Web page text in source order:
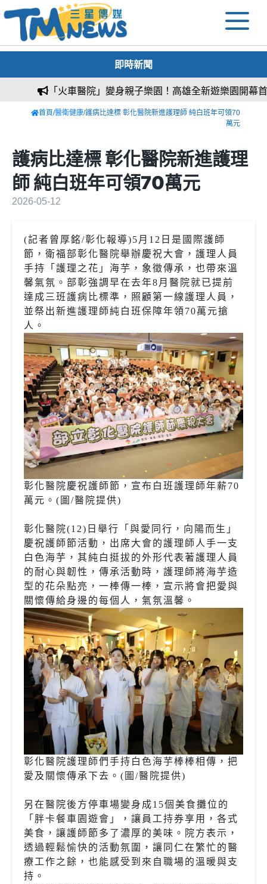
即時新聞
「火車醫院」變身親子樂園！高雄全新遊樂園開幕首日
首頁/醫衛健康/護病比達標 彰化醫院新進護理師 純白班年可領70
萬元
護病比達標 彰化醫院新進護理
師 純白班年可領70萬元
2026-05-12
(記者曾厚銘/彰化報導)5月12日是國際護師
節，衛福部彰化醫院舉辦慶祝大會，護理人員
手持「護理之花」海芋，象徵傳承，也帶來溫
馨氣氛。部彰強調早在去年8月醫院就已提前
達成三班護病比標準，照顧第一線護理人員，
並祭出新進護理師純白班保障年領70萬元搶
人。
彰化醫院慶祝護師節，宣布白班護理師年薪70
萬元。(圖/醫院提供)
彰化醫院(12)日舉行「與愛同行，向陽而生」
慶祝護師節活動，出席大會的護理師人手一支
白色海芋，其純白挺拔的外形代表著護理人員
的耐心與韌性，傳承活動時，護理師將海芋造
型的花朵點亮，一棒傳一棒，宣示將會把愛與
關懷傳給身邊的每個人，氣氛溫馨。
彰化醫院護理師們手持白色海芋棒棒相傳，把
愛及關懷傳承下去。(圖/醫院提供)
另在醫院後方停車場變身成15個美食攤位的
「胖卡餐車園遊會」，讓員工持券享用，各式
美食，讓護師節多了濃厚的美味。院方表示，
透過輕鬆愉快的活動氛圍，讓同仁在繁忙的醫
療工作之餘，也能感受到來自職場的溫暖與支
持。